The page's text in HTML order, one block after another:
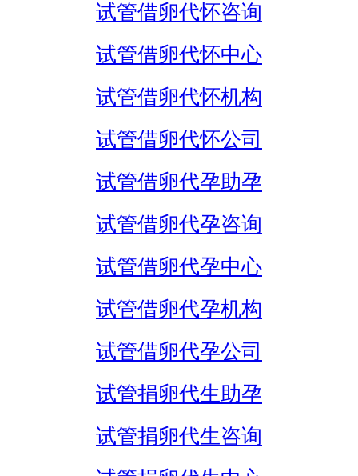
试管借卵代怀咨询
试管借卵代怀中心
试管借卵代怀机构
试管借卵代怀公司
试管借卵代孕助孕
试管借卵代孕咨询
试管借卵代孕中心
试管借卵代孕机构
试管借卵代孕公司
试管捐卵代生助孕
试管捐卵代生咨询